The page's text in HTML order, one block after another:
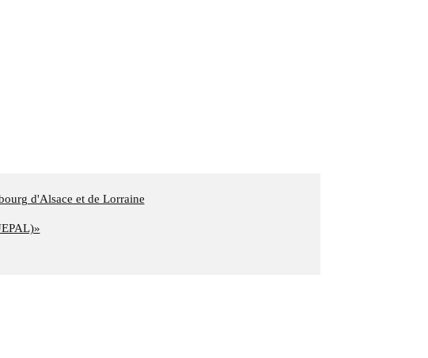
d'Alsace et de Lorraine